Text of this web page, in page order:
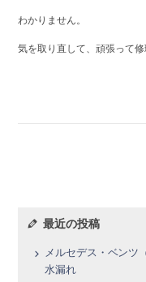
わかりません。
気を取り直して、頑張って修
最近の投稿
メルセデス・ベン
水漏れ